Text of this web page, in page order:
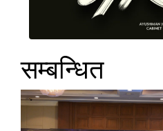
सम्बन्धित